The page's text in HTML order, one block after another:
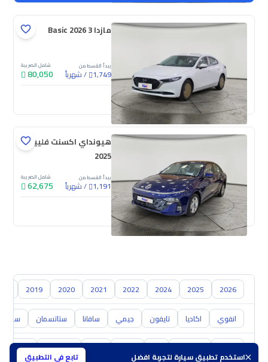
استخدم تطبيق سيارة لتجربة افضل تابع في التطبيق
مازدا 3 Basic 2026
يبدأ القسط من
1,749
/شهرياً
شامل الضريبة
80,050
جديدة ملوحة
هيونداي اكسنت فلييت
2025
يبدأ القسط من
1,191
/شهرياً
شامل الضريبة
62,675
جديدة
2026
2025
2024
2022
2021
2020
2019
انفوي اكاديا تايفون جيمي سافانا ستاتسمان
سوزوكي هافال